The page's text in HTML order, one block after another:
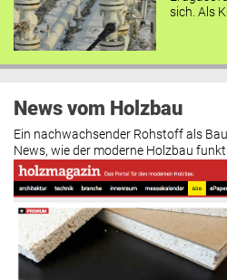
sich. Als
News vom Holzbau
Ein nachwachsender Rohstoff als
News, wie der moderne Holzbau